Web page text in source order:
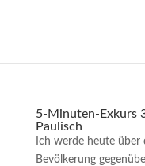
5-Minuten-Exkurs
Paulisch
Ich werde heute über
Bevölkerung